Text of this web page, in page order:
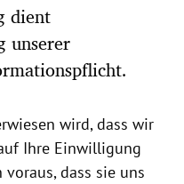
dient
unserer
wird, dass wir
Ihre Einwilligung
dass sie uns